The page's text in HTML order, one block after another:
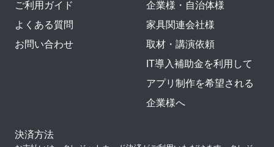
ご利用ガイド
よくある質問
お問い合わせ
企業様・自治体様
家具関連会社様
取材・講演依頼
IT導入補助金を利用して
アプリ制作を希望される
企業様へ
決済方法